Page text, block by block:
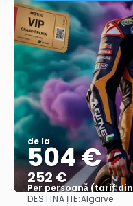
de la
504 €
252 €
Per persoană (tarif
DESTINAȚIE:Algarve